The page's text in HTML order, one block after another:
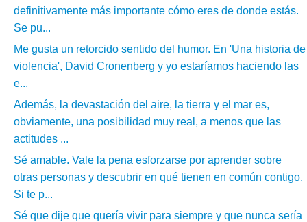
definitivamente más importante cómo eres de donde estás.
Se pu...
Me gusta un retorcido sentido del humor. En 'Una historia de
violencia', David Cronenberg y yo estaríamos haciendo las
e...
Además, la devastación del aire, la tierra y el mar es,
obviamente, una posibilidad muy real, a menos que las
actitudes ...
Sé amable. Vale la pena esforzarse por aprender sobre
otras personas y descubrir en qué tienen en común contigo.
Si te p...
Sé que dije que quería vivir para siempre y que nunca sería